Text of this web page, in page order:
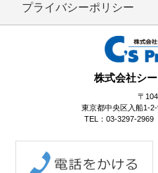
No.15-025 No.15-
株式会社シ
〒
東京都中央区入船1-
TEL：03-3297-
プライバシーポリシー